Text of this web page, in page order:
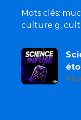
Mots clés:
culture g,